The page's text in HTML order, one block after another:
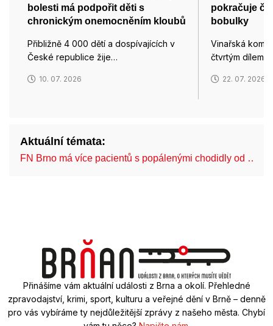
bolesti má podpořit děti s
chronickým onemocněním kloubů
Přibližně 4 000 dětí a dospívajících v
České republice žije…
10. 07. 2026
pokračuje
bobulky
Vinařská
čtvrtým dílem
22. 07. 2026
Aktuální témata:
FN Brno má více pacientů s popálenými chodidly od …
Přinášíme vám aktuální události z Brna a okolí. Přehledné
zpravodajství, krimi, sport, kulturu a veřejné dění v Brně – denně
pro vás vybíráme ty nejdůležitější zprávy z našeho města. Chybí